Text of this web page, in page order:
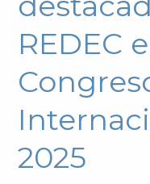
REDEC
2025
REDEC
el
Congreso
Internacional
CIIIE